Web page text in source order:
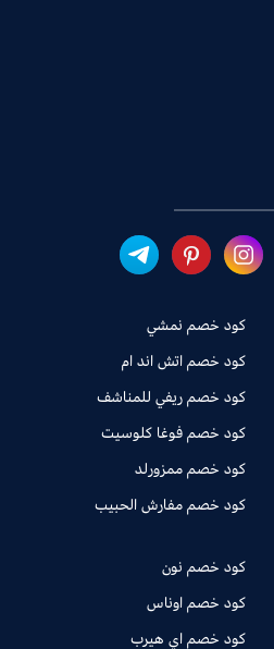
كود خصم نمشي
كود خصم اتش اند ام
كود خصم ريفي للمناشف
كود خصم فوغا كلوسيت
كود خصم ممزورلد
كود خصم مفارش الحبيب
كود خصم نون
كود خصم اوناس
كود خصم اي هيرب